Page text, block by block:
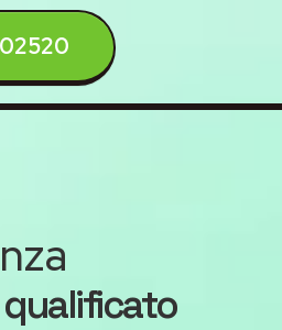
qualificato